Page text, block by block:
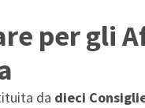
per gli
da dieci